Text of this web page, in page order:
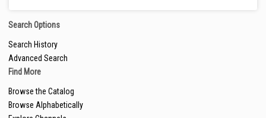
Search Options
Search History
Advanced Search
Find More
Browse the Catalog
Browse Alphabetically